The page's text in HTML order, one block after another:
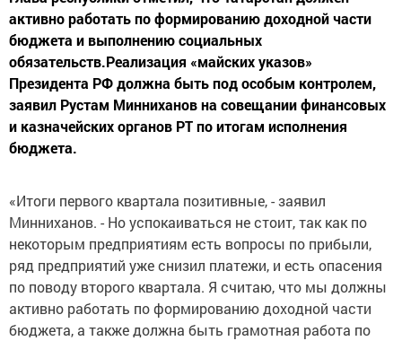
активно работать по формированию доходной части
бюджета и выполнению социальных
обязательств.Реализация «майских указов»
Президента РФ должна быть под особым контролем,
заявил Рустам Минниханов на совещании финансовых
и казначейских органов РТ по итогам исполнения
бюджета.
«Итоги первого квартала позитивные, - заявил
Минниханов. - Но успокаиваться не стоит, так как по
некоторым предприятиям есть вопросы по прибыли,
ряд предприятий уже снизил платежи, и есть опасения
по поводу второго квартала. Я считаю, что мы должны
активно работать по формированию доходной части
бюджета, а также должна быть грамотная работа по